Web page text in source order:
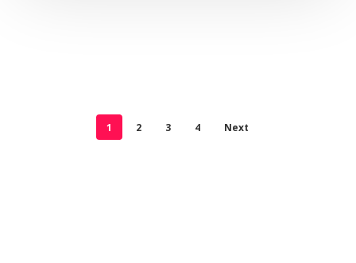
1 2 3 4 Next